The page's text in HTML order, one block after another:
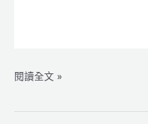
2018-
FIRST
閱讀全文 »